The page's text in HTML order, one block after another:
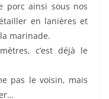
porc ainsi sous nos
en lanières et
marinade.
c’est déjà le
pas le voisin, mais